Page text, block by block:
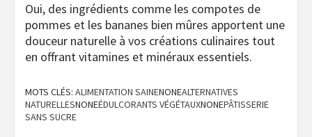
Oui, des ingrédients comme les compotes de
pommes et les bananes bien mûres apportent une
douceur naturelle à vos créations culinaires tout
en offrant vitamines et minéraux essentiels.
MOTS CLÉS: ALIMENTATION SAINENONEALTERNATIVES
NATURELLESNONEÉDULCORANTS VÉGÉTAUXNONEPÂTISSERIE
SANS SUCRE